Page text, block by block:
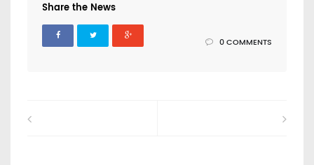
Share the News
0 COMMENTS